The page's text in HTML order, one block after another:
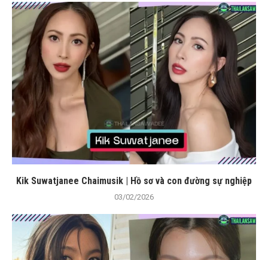
Kik Suwatjanee Chaimusik | Hồ sơ và con đường sự nghiệp
03/02/2026